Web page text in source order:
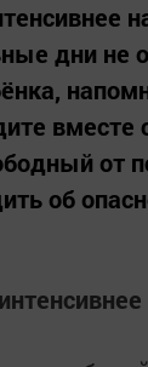
дни не
от
об